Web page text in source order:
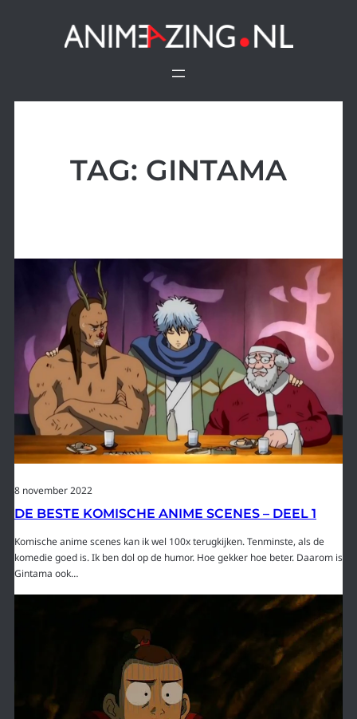
TAG: GINTAMA
8 november 2022
DE BESTE KOMISCHE ANIME SCENES – DEEL 1
Komische anime scenes kan ik wel 100x terugkijken. Tenminste, als de
komedie goed is. Ik ben dol op de humor. Hoe gekker hoe beter. Daarom is
Gintama ook…